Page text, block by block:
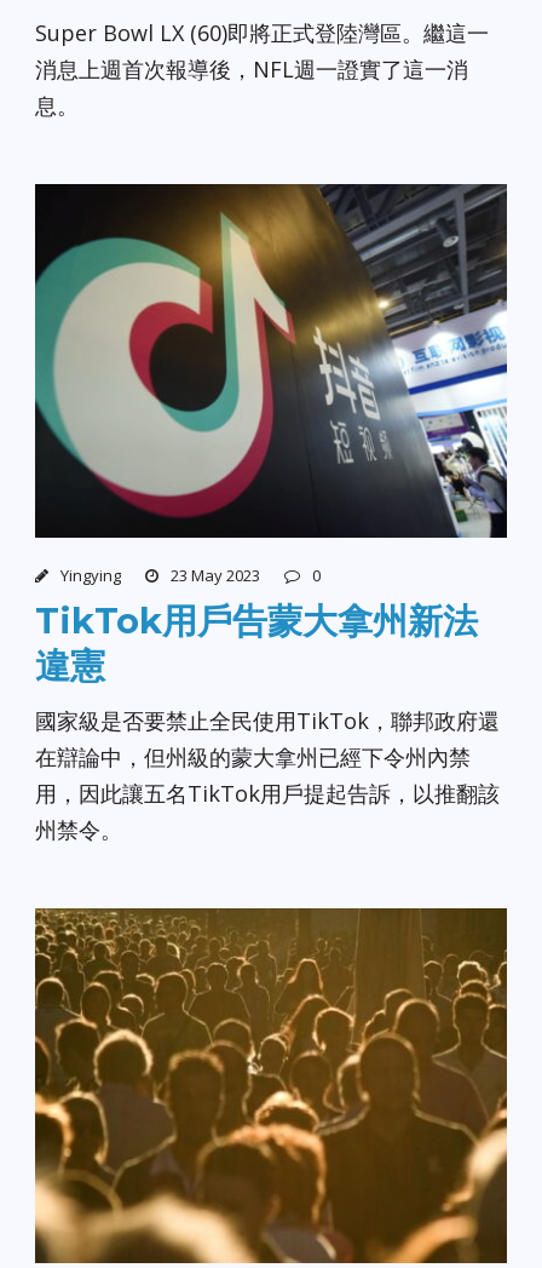
Super Bowl LX (60)即將正式登陸灣區。繼這一
消息上週首次報導後，NFL週一證實了這一消
息。
Yingying 23 May 2023 0
TikTok用戶告蒙大拿州新法
違憲
國家級是否要禁止全民使用TikTok，聯邦政府還
在辯論中，但州級的蒙大拿州已經下令州內禁
用，因此讓五名TikTok用戶提起告訴，以推翻該
州禁令。